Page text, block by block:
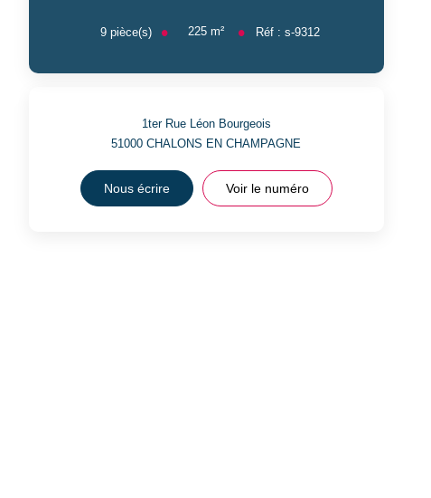
9 pièce(s) 225 m² Réf : s-9312
1ter Rue Léon Bourgeois
51000CHALONS EN CHAMPAGNE
Nous écrire Voir le numéro